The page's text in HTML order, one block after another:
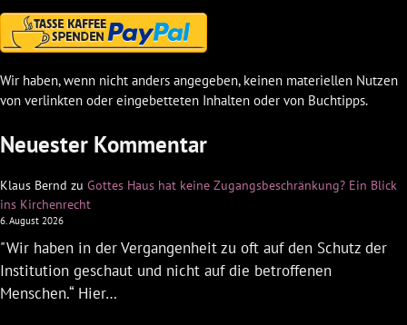
Wir haben, wenn nicht anders angegeben, keinen materiellen Nutzen
von verlinkten oder eingebetteten Inhalten oder von Buchtipps.
Neuester Kommentar
Klaus Bernd zu Gottes Haus hat keine Zugangsbeschränkung? Ein Blick
ins Kirchenrecht
6. August 2026
"Wir haben in der Vergangenheit zu oft auf den Schutz der
Institution geschaut und nicht auf die betroffenen
Menschen.“ Hier…